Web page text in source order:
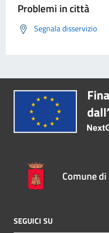
Problemi in città
Segnala disservizio
Comune
SEGUICI SU